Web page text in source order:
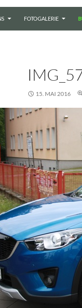
FOTOGALERIE
15. MAI 2016